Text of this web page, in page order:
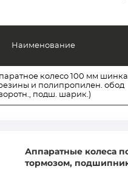
Наименование
колесо 100 мм шинка
и полипропилен. обод
подш. шарик.)
Аппаратные колеса
тормозом,